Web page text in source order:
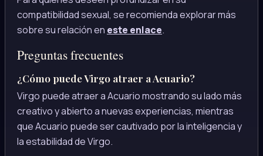
compatibilidad sexual, se recomienda explorar más
sobre su relación en este enlace.
Preguntas frecuentes
¿Cómo puede Virgo atraer a Acuario?
Virgo puede atraer a Acuario mostrando su lado más
creativo y abierto a nuevas experiencias, mientras
que Acuario puede ser cautivado por la inteligencia y
la estabilidad de Virgo.